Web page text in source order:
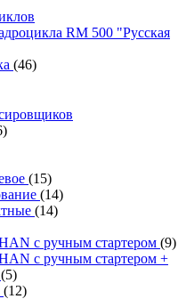
RM 500 "Русская
(46)
(15)
(14)
(14)
с ручным стартером (9)
с ручным стартером +
(5)
(12)